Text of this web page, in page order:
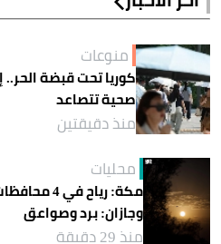
منوعات
كوريا تحت قبضة
صحية تتصاعد
منذ دقيقتين
محليات
وجازان: برد وصواعق
منذ 29 دقيقة